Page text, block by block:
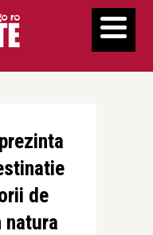
de